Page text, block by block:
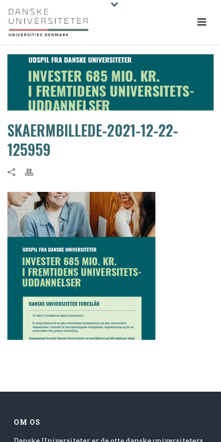
SKAERMBILLEDE-2021-12-22-
125959
OM OS